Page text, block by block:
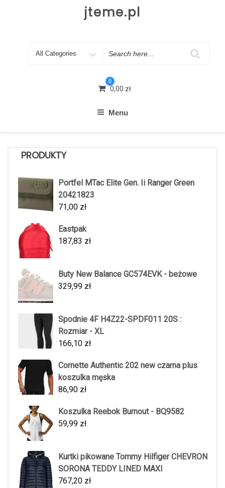
jteme.pl
Search
0
0,00 zł
Menu
PRODUKTY
Portfel MTac Elite Gen. Ii Ranger Green
20421823
71,00 zł
Eastpak
187,83 zł
Buty New Balance GC574EVK - beżowe
329,99 zł
Spodnie 4F H4Z22-SPDF011 20S :
Rozmiar - XL
166,10 zł
Cornette Authentic 202 new czarna plus
koszulka męska
86,90 zł
Koszulka Reebok Burnout - BQ9582
59,99 zł
Kurtki pikowane Tommy Hilfiger CHEVRON
SORONA TEDDY LINED MAXI
767,20 zł